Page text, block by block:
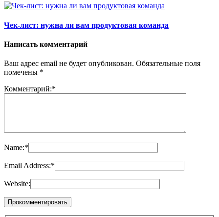
Чек-лист: нужна ли вам продуктовая команда
Написать комментарий
Ваш адрес email не будет опубликован. Обязательные поля
помечены *
Комментарий:*
Name:*
Email Address:*
Website: